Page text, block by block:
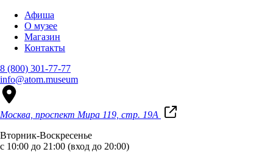
Афиша
О музее
Магазин
Контакты
8 (800) 301-77-77
info@atom.museum
Москва, проспект Мира 119, стр. 19А
Вторник-Воскресенье
с 10:00 до 21:00 (вход до 20:00)